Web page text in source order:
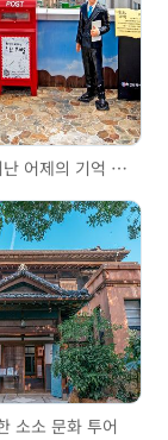
이야기로 피어난 어제의 기억 초량이바구길
소소 문화 투어